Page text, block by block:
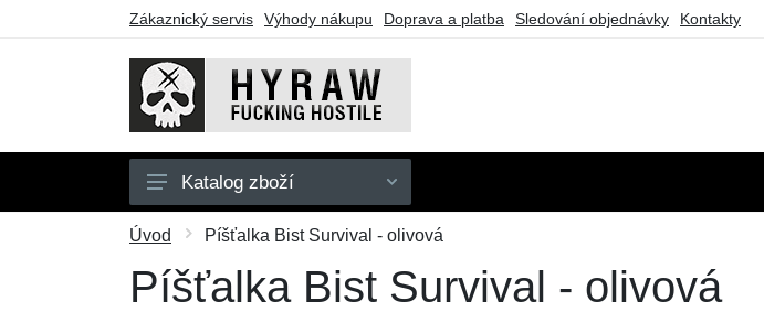
Zákaznický servis Výhody nákupu Doprava a platba Sledování objednávky Kontakty
Pánské
Dámské
Katalog zboží
Úvod Píšťalka Bist Survival - olivová
Píšťalka Bist Survival - olivová